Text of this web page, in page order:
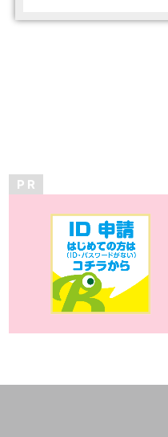
P R